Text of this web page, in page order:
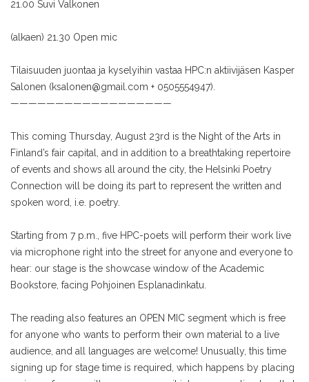
21.00 Suvi Valkonen
(alkaen) 21.30 Open mic
Tilaisuuden juontaa ja kyselyihin vastaa HPC:n aktiivijäsen Kasper
Salonen (ksalonen@gmail.com + 0505554947).
——————————————————
This coming Thursday, August 23rd is the Night of the Arts in
Finland’s fair capital, and in addition to a breathtaking repertoire
of events and shows all around the city, the Helsinki Poetry
Connection will be doing its part to represent the written and
spoken word, i.e. poetry.
Starting from 7 p.m., five HPC-poets will perform their work live
via microphone right into the street for anyone and everyone to
hear: our stage is the showcase window of the Academic
Bookstore, facing Pohjoinen Esplanadinkatu.
The reading also features an OPEN MIC segment which is free
for anyone who wants to perform their own material to a live
audience, and all languages are welcome! Unusually, this time
signing up for stage time is required, which happens by placing